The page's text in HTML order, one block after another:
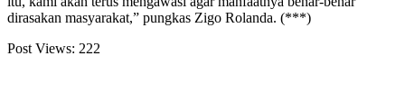
dirasakan masyarakat,” pungkas Zigo Rolanda. (***)
Post Views: 222